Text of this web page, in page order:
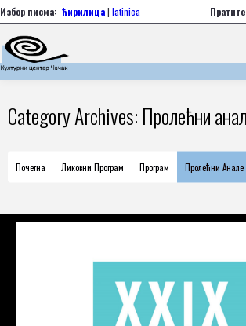
Избор писма: ћирилица| latinica
Category Archives: Пролећни
Почетна Ликовни Програм Програм Пролећни Анале